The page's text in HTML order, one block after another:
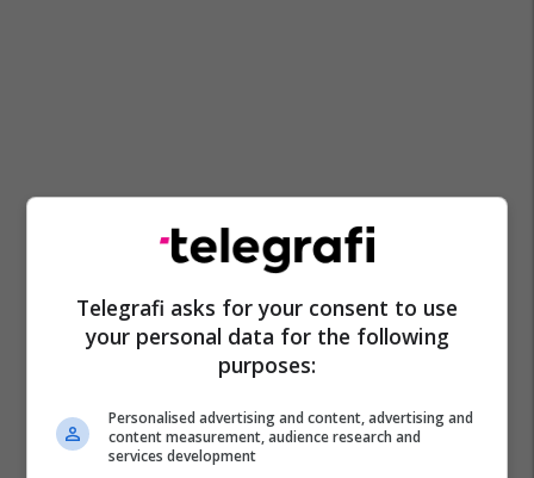
Telegrafi asks for your consent to use
your personal data for the following
purposes:
Personalised advertising and content, advertising and
content measurement, audience research and
services development